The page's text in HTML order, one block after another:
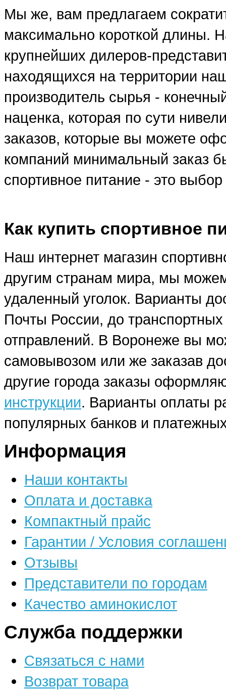
Мы же, вам предлагаем
максимально короткой длины.
крупнейших дилеров-
находящихся на территории
производитель сырья -
наценка, которая по сути
заказов, которые вы можете
компаний минимальный заказ
спортивное питание - это
Как купить спортивное
Наш интернет магазин
другим странам мира, мы
удаленный уголок. Варианты
Почты России, до
отправлений. В Воронеже вы
самовывозом или же заказав
другие города заказы
инструкции. Варианты оплаты
популярных банков и
Информация
Наши контакты
Оплата и доставка
Компактный прайс
Гарантии / Условия
Отзывы
Представители по городам
Качество аминокислот
Служба поддержки
Связаться с нами
Возврат товара